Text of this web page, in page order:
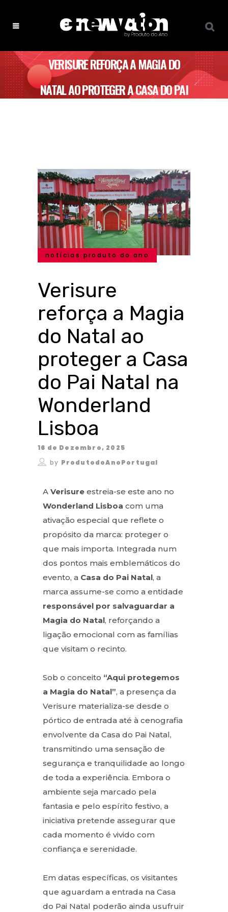
VERISURE REFORÇA A MAGIA DO
NATAL AO PROTEGER A CASA DO PAI
notícias produto do ano
Verisure
reforça a Magia
do Natal ao
proteger a Casa
do Pai Natal na
Wonderland
Lisboa
16 de Dezembro, 2025
by ProdutodoAnoPortugal
A Verisure estreia-se este ano no
Wonderland Lisboa com uma
ativação especial que reflete o
propósito da marca: proteger o
que mais importa. Integrada num
dos pontos mais emblemáticos do
evento, a Casa do Pai Natal, a
marca assume-se como a entidade
responsável por salvaguardar a
Magia do Natal, reforçando a
ligação emocional com as famílias
que visitam o recinto.
Sob o conceito “Aqui protegemos
a Magia do Natal”, a presença da
Verisure materializa-se desde o
pórtico de entrada até à cenografia
envolvente da Casa do Pai Natal,
transmitindo uma sensação de
segurança e tranquilidade ao longo
de toda a experiência. Embora o
ambiente seja marcado pela
fantasia e pelo espírito festivo, a
iniciativa pretende assegurar que
cada momento é vivido com
confiança e serenidade.
Em datas específicas, os visitantes
que aguardam a entrada na Casa
do Pai Natal poderão ainda usufruir